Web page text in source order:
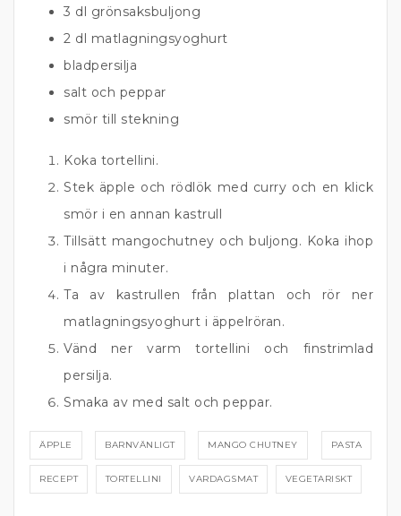
3 dl grönsaksbuljong
2 dl matlagningsyoghurt
bladpersilja
salt och peppar
smör till stekning
Koka tortellini.
Stek äpple och rödlök med curry och en klick
smör i en annan kastrull
Tillsätt mangochutney och buljong. Koka ihop
i några minuter.
Ta av kastrullen från plattan och rör ner
matlagningsyoghurt i äppelröran.
Vänd ner varm tortellini och finstrimlad
persilja.
Smaka av med salt och peppar.
ÄPPLE BARNVÄNLIGT MANGO CHUTNEY PASTA
RECEPT TORTELLINI VARDAGSMAT VEGETARISKT